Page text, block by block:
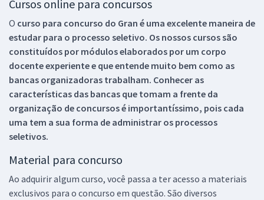
Cursos online para concursos
O curso para concurso do Gran é uma excelente maneira de
estudar para o processo seletivo. Os nossos cursos são
constituídos por módulos elaborados por um corpo
docente experiente e que entende muito bem como as
bancas organizadoras trabalham. Conhecer as
características das bancas que tomam a frente da
organização de concursos é importantíssimo, pois cada
uma tem a sua forma de administrar os processos
seletivos.
Material para concurso
Ao adquirir algum curso, você passa a ter acesso a materiais
exclusivos para o concurso em questão. São diversos